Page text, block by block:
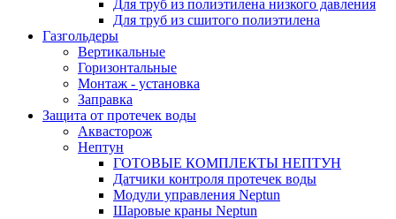
Для труб из полиэтилена низкого давления
Для труб из сшитого полиэтилена
Газгольдеры
Вертикальные
Горизонтальные
Монтаж - установка
Заправка
Защита от протечек воды
Аквасторож
Нептун
ГОТОВЫЕ КОМПЛЕКТЫ НЕПТУН
Датчики контроля протечек воды
Модули управления Neptun
Шаровые краны Neptun